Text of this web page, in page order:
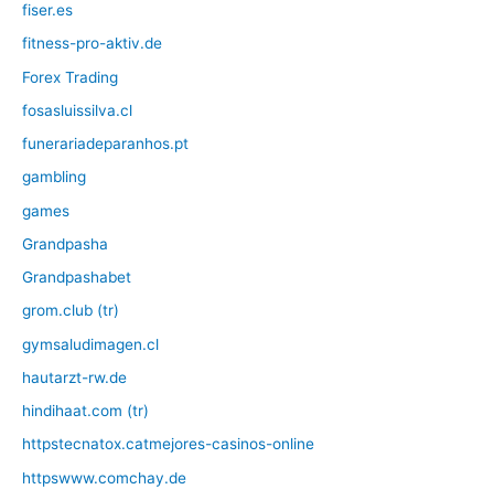
fiser.es
fitness-pro-aktiv.de
Forex Trading
fosasluissilva.cl
funerariadeparanhos.pt
gambling
games
Grandpasha
Grandpashabet
grom.club (tr)
gymsaludimagen.cl
hautarzt-rw.de
hindihaat.com (tr)
httpstecnatox.catmejores-casinos-online
httpswww.comchay.de